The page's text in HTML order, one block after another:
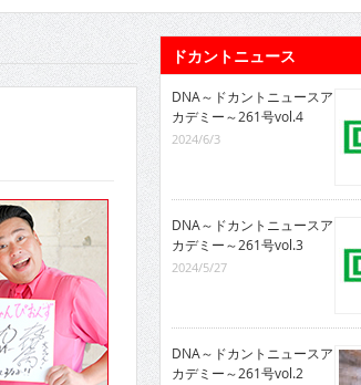
ドカントニュース
DNA～ドカントニュースア
カデミー～261号vol.4
2024/6/3
DNA～ドカントニュースア
カデミー～261号vol.3
2024/5/27
DNA～ドカントニュースア
カデミー～261号vol.2